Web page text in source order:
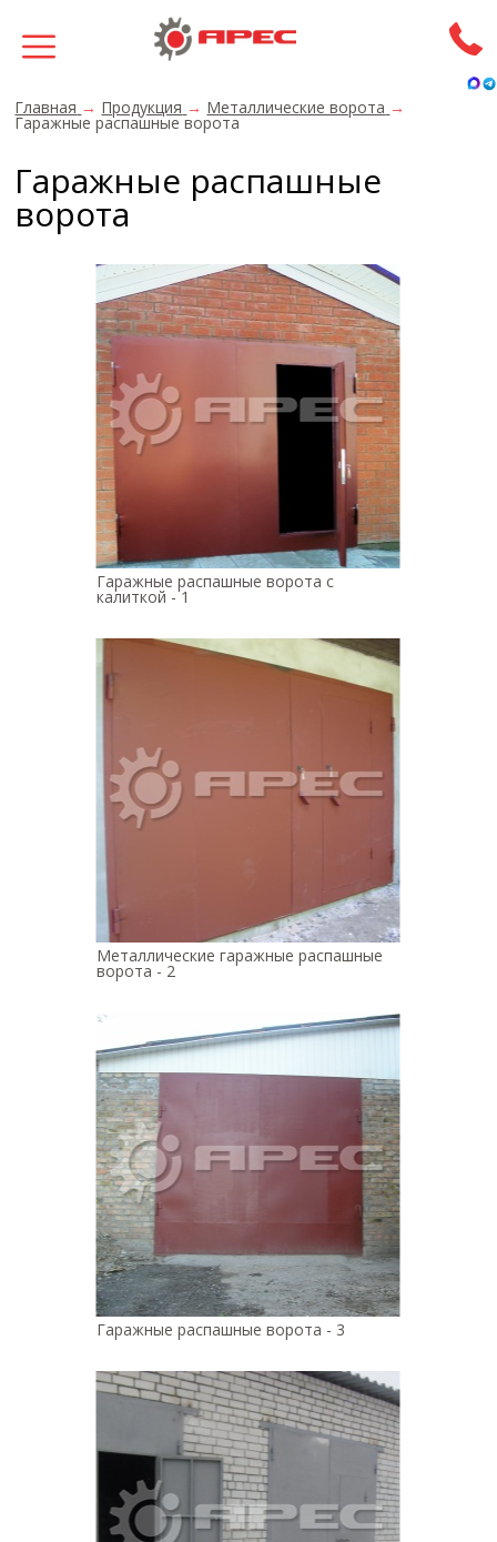
Главная → Продукция → Металлические ворота →
Гаражные распашные ворота
Гаражные распашные
ворота
Гаражные распашные ворота с
калиткой - 1
Металлические гаражные распашные
ворота - 2
Гаражные распашные ворота - 3